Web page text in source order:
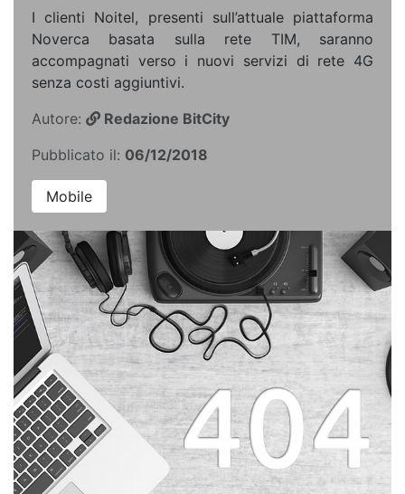
I clienti Noitel, presenti sull’attuale piattaforma
Noverca basata sulla rete TIM, saranno
accompagnati verso i nuovi servizi di rete 4G
senza costi aggiuntivi.
Autore:
Redazione BitCity
Pubblicato il: 06/12/2018
Mobile